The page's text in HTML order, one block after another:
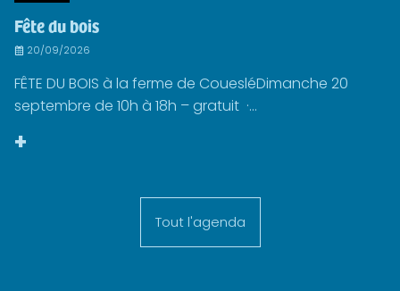
Fête du bois
20/09/2026
FÊTE DU BOIS à la ferme de CouesléDimanche 20
septembre de 10h à 18h – gratuit ·...
+
Tout l'agenda